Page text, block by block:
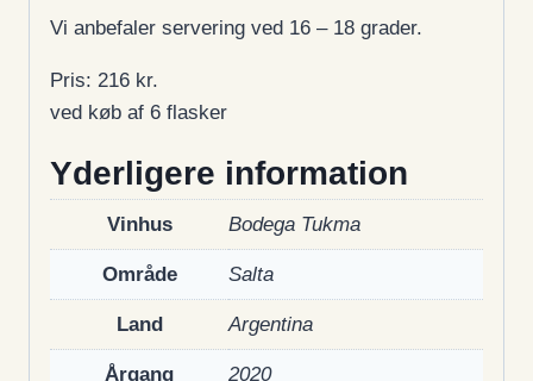
Vi anbefaler servering ved 16 – 18 grader.
Pris: 216 kr.
ved køb af 6 flasker
Yderligere information
Vinhus Bodega Tukma
Område Salta
Land Argentina
Årgang 2020